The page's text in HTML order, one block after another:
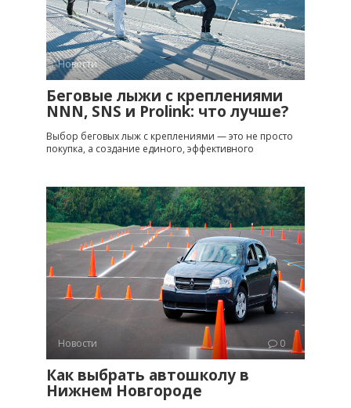
Новости 0
Беговые лыжи с креплениями
NNN, SNS и Prolink: что лучше?
Выбор беговых лыж с креплениями — это не просто
покупка, а создание единого, эффективного
Новости 0
Как выбрать автошколу в
Нижнем Новгороде